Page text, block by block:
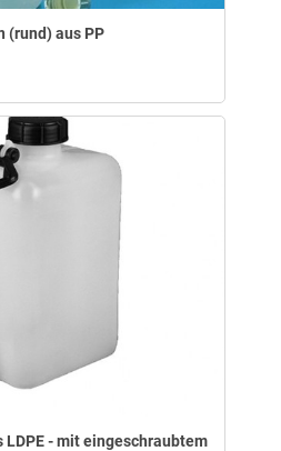
(rund) aus PP
- mit eingeschraubtem